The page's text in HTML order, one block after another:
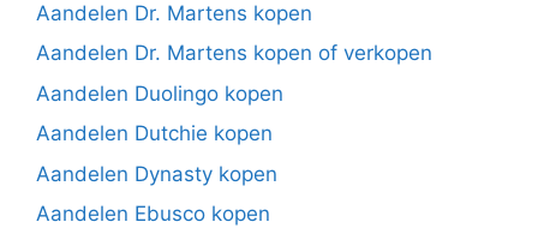
Aandelen Dr. Martens kopen
Aandelen Dr. Martens kopen of verkopen
Aandelen Duolingo kopen
Aandelen Dutchie kopen
Aandelen Dynasty kopen
Aandelen Ebusco kopen